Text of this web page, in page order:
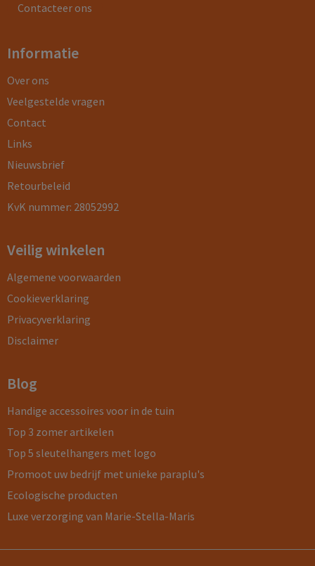
Contacteer ons
Informatie
Over ons
Veelgestelde vragen
Contact
Links
Nieuwsbrief
Retourbeleid
KvK nummer: 28052992
Veilig winkelen
Algemene voorwaarden
Cookieverklaring
Privacyverklaring
Disclaimer
Blog
Handige accessoires voor in de tuin
Top 3 zomer artikelen
Top 5 sleutelhangers met logo
Promoot uw bedrijf met unieke paraplu's
Ecologische producten
Luxe verzorging van Marie-Stella-Maris